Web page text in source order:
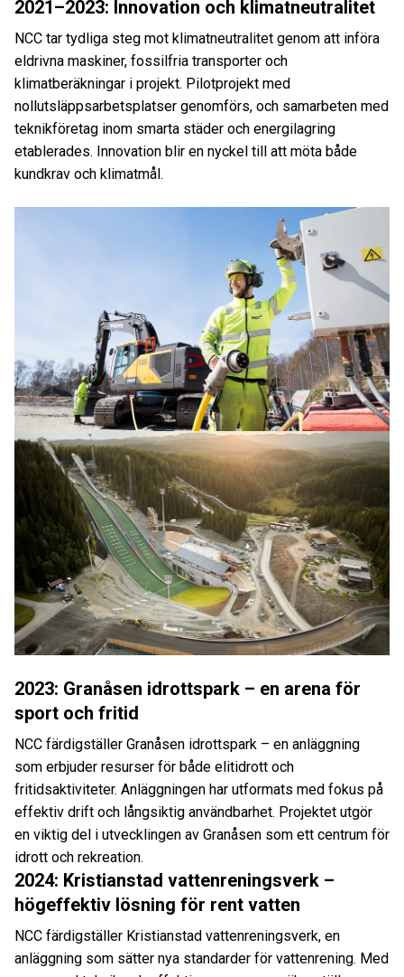
2021–2023: Innovation och klimatneutralitet
NCC tar tydliga steg mot klimatneutralitet genom att införa
eldrivna maskiner, fossilfria transporter och
klimatberäkningar i projekt. Pilotprojekt med
nollutsläppsarbetsplatser genomförs, och samarbeten med
teknikföretag inom smarta städer och energilagring
etablerades. Innovation blir en nyckel till att möta både
kundkrav och klimatmål.
2023: Granåsen idrottspark – en arena för
sport och fritid
NCC färdigställer Granåsen idrottspark – en anläggning
som erbjuder resurser för både elitidrott och
fritidsaktiviteter. Anläggningen har utformats med fokus på
effektiv drift och långsiktig användbarhet. Projektet utgör
en viktig del i utvecklingen av Granåsen som ett centrum för
idrott och rekreation.
2024: Kristianstad vattenreningsverk –
högeffektiv lösning för rent vatten
NCC färdigställer Kristianstad vattenreningsverk, en
anläggning som sätter nya standarder för vattenrening. Med